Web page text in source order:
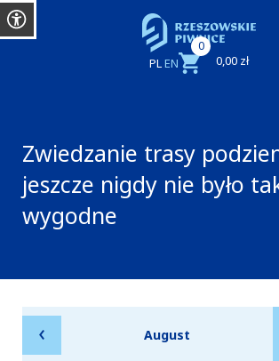
PLEN
0
0,00 zł
Zwiedzanie trasy
jeszcze nigdy nie było
wygodne
August